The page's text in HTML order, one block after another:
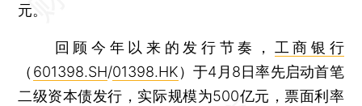
元。
回顾今年以来的发行节奏， 工商银行
（ 601398.SH/01398.HK）于4月8日率先启动首笔
二级资本债发行，实际规模为500亿元，票面利率